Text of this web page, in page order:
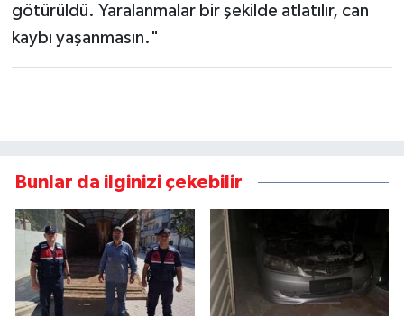
götürüldü. Yaralanmalar bir şekilde atlatılır, can
kaybı yaşanmasın."
Bunlar da ilginizi çekebilir